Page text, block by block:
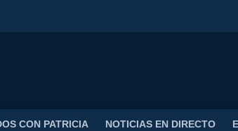
CON PATRICIA NOTICIAS EN DIRECTO